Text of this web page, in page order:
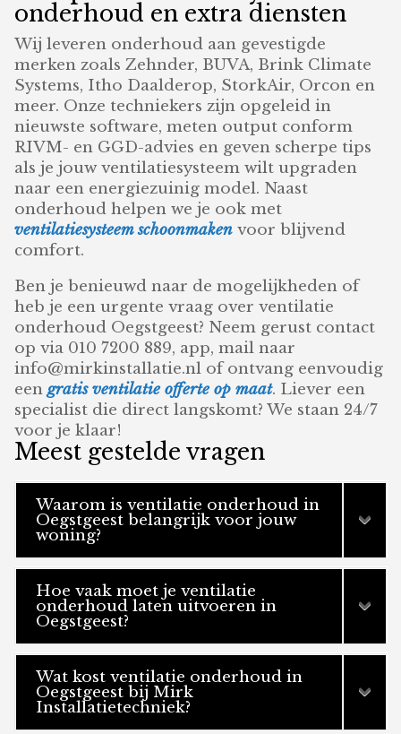
onderhoud en extra diensten
Wij leveren onderhoud aan gevestigde
merken zoals Zehnder, BUVA, Brink Climate
Systems, Itho Daalderop, StorkAir, Orcon en
meer. Onze techniekers zijn opgeleid in
nieuwste software, meten output conform
RIVM- en GGD-advies en geven scherpe tips
als je jouw ventilatiesysteem wilt upgraden
naar een energiezuinig model. Naast
onderhoud helpen we je ook met
ventilatiesysteem schoonmaken voor blijvend
comfort.
Ben je benieuwd naar de mogelijkheden of
heb je een urgente vraag over ventilatie
onderhoud Oegstgeest? Neem gerust contact
op via 010 7200 889, app, mail naar
info@mirkinstallatie.nl of ontvang eenvoudig
eengratis ventilatie offerte op maat. Liever een
specialist die direct langskomt? We staan 24/7
voor je klaar!
Meest gestelde vragen
Waarom is ventilatie onderhoud in
Oegstgeest belangrijk voor jouw
woning?
Hoe vaak moet je ventilatie
onderhoud laten uitvoeren in
Oegstgeest?
Wat kost ventilatie onderhoud in
Oegstgeest bij Mirk
Installatietechniek?